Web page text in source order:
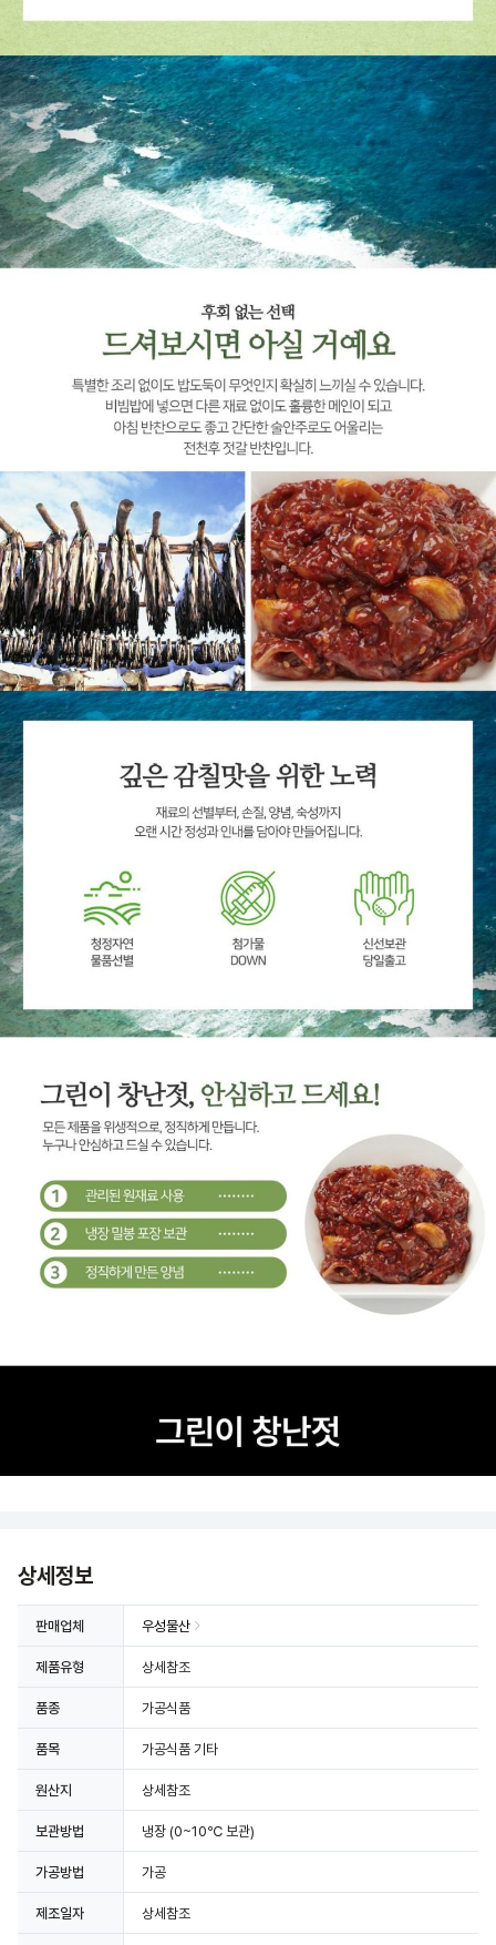
상세정보
판매업체 우성물산
제품유형 상세참조
품종 가공식품
품목 가공식품 기타
원산지 상세참조
보관방법 냉장 (0~10℃ 보관)
가공방법 가공
제조일자 상세참조